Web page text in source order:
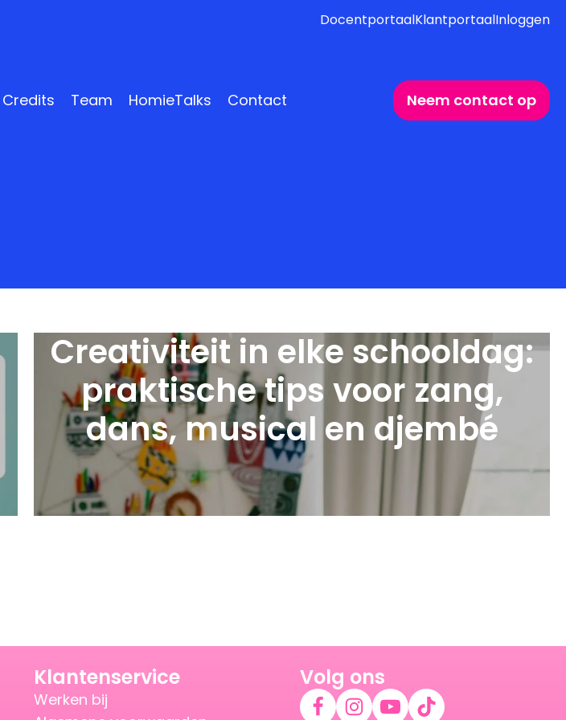
DocentportaalKlantportaalInloggen
Credits Team HomieTalks Contact Neem contact op
Creativiteit in elke schooldag:
praktische tips voor zang,
dans, musical en djembé
Klantenservice
Werken bij
Volg ons